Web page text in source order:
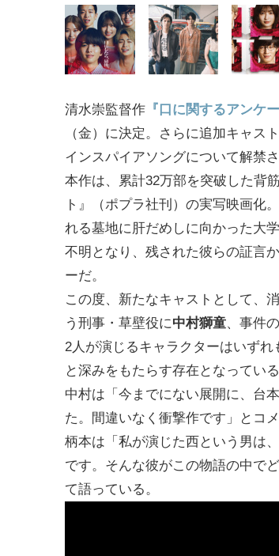
清水崇監督作 『口に関するアンケー
（金）に決定。さらに追加キャス
インスパイアソングについて解禁さ
本作は、累計32万部を突破した背
ト』（ポプラ社刊）の実写映画化
れる墓地に肝だめしに向かった大
不明となり、残された彼らの証言
ーだ。
この度、新たなキャストとして、
う刑事・草壁役に中村獅童、事件
2人が演じるキャラクターはいず
と深みをもたらす存在となっている
中村は「今までにない展開に、台
た。間違いなく衝撃作です」とコメ
柄本は「私が演じた西という男は
です。そんな彼がこの物語の中で
て語っている。